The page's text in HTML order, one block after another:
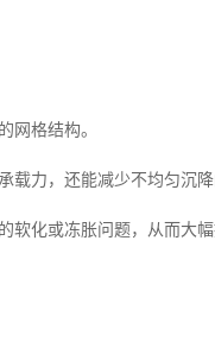
网格结构。
力，还能减少不均匀沉降
化或冻胀问题，从而大